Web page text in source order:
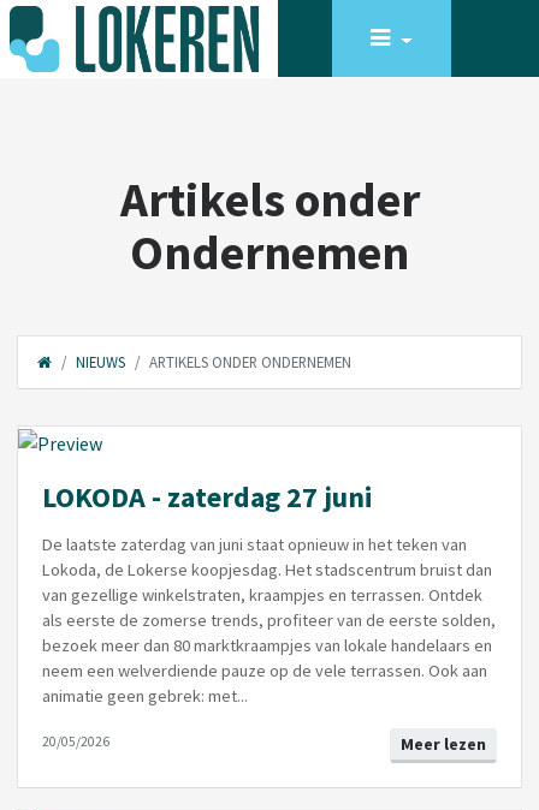
Artikels onder
Ondernemen
NIEUWS ARTIKELS ONDER ONDERNEMEN
LOKODA - zaterdag 27 juni
De laatste zaterdag van juni staat opnieuw in het teken van
Lokoda, de Lokerse koopjesdag. Het stadscentrum bruist dan
van gezellige winkelstraten, kraampjes en terrassen. Ontdek
als eerste de zomerse trends, profiteer van de eerste solden,
bezoek meer dan 80 marktkraampjes van lokale handelaars en
neem een welverdiende pauze op de vele terrassen. Ook aan
animatie geen gebrek: met...
Meer lezen
20/05/2026